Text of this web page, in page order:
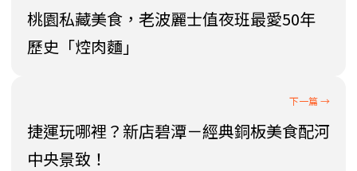
桃園私藏美食，老波麗士值夜班最愛50年
歷史「焢肉麵」
捷運玩哪裡？新店碧潭－經典銅板美食配河
中央景致！